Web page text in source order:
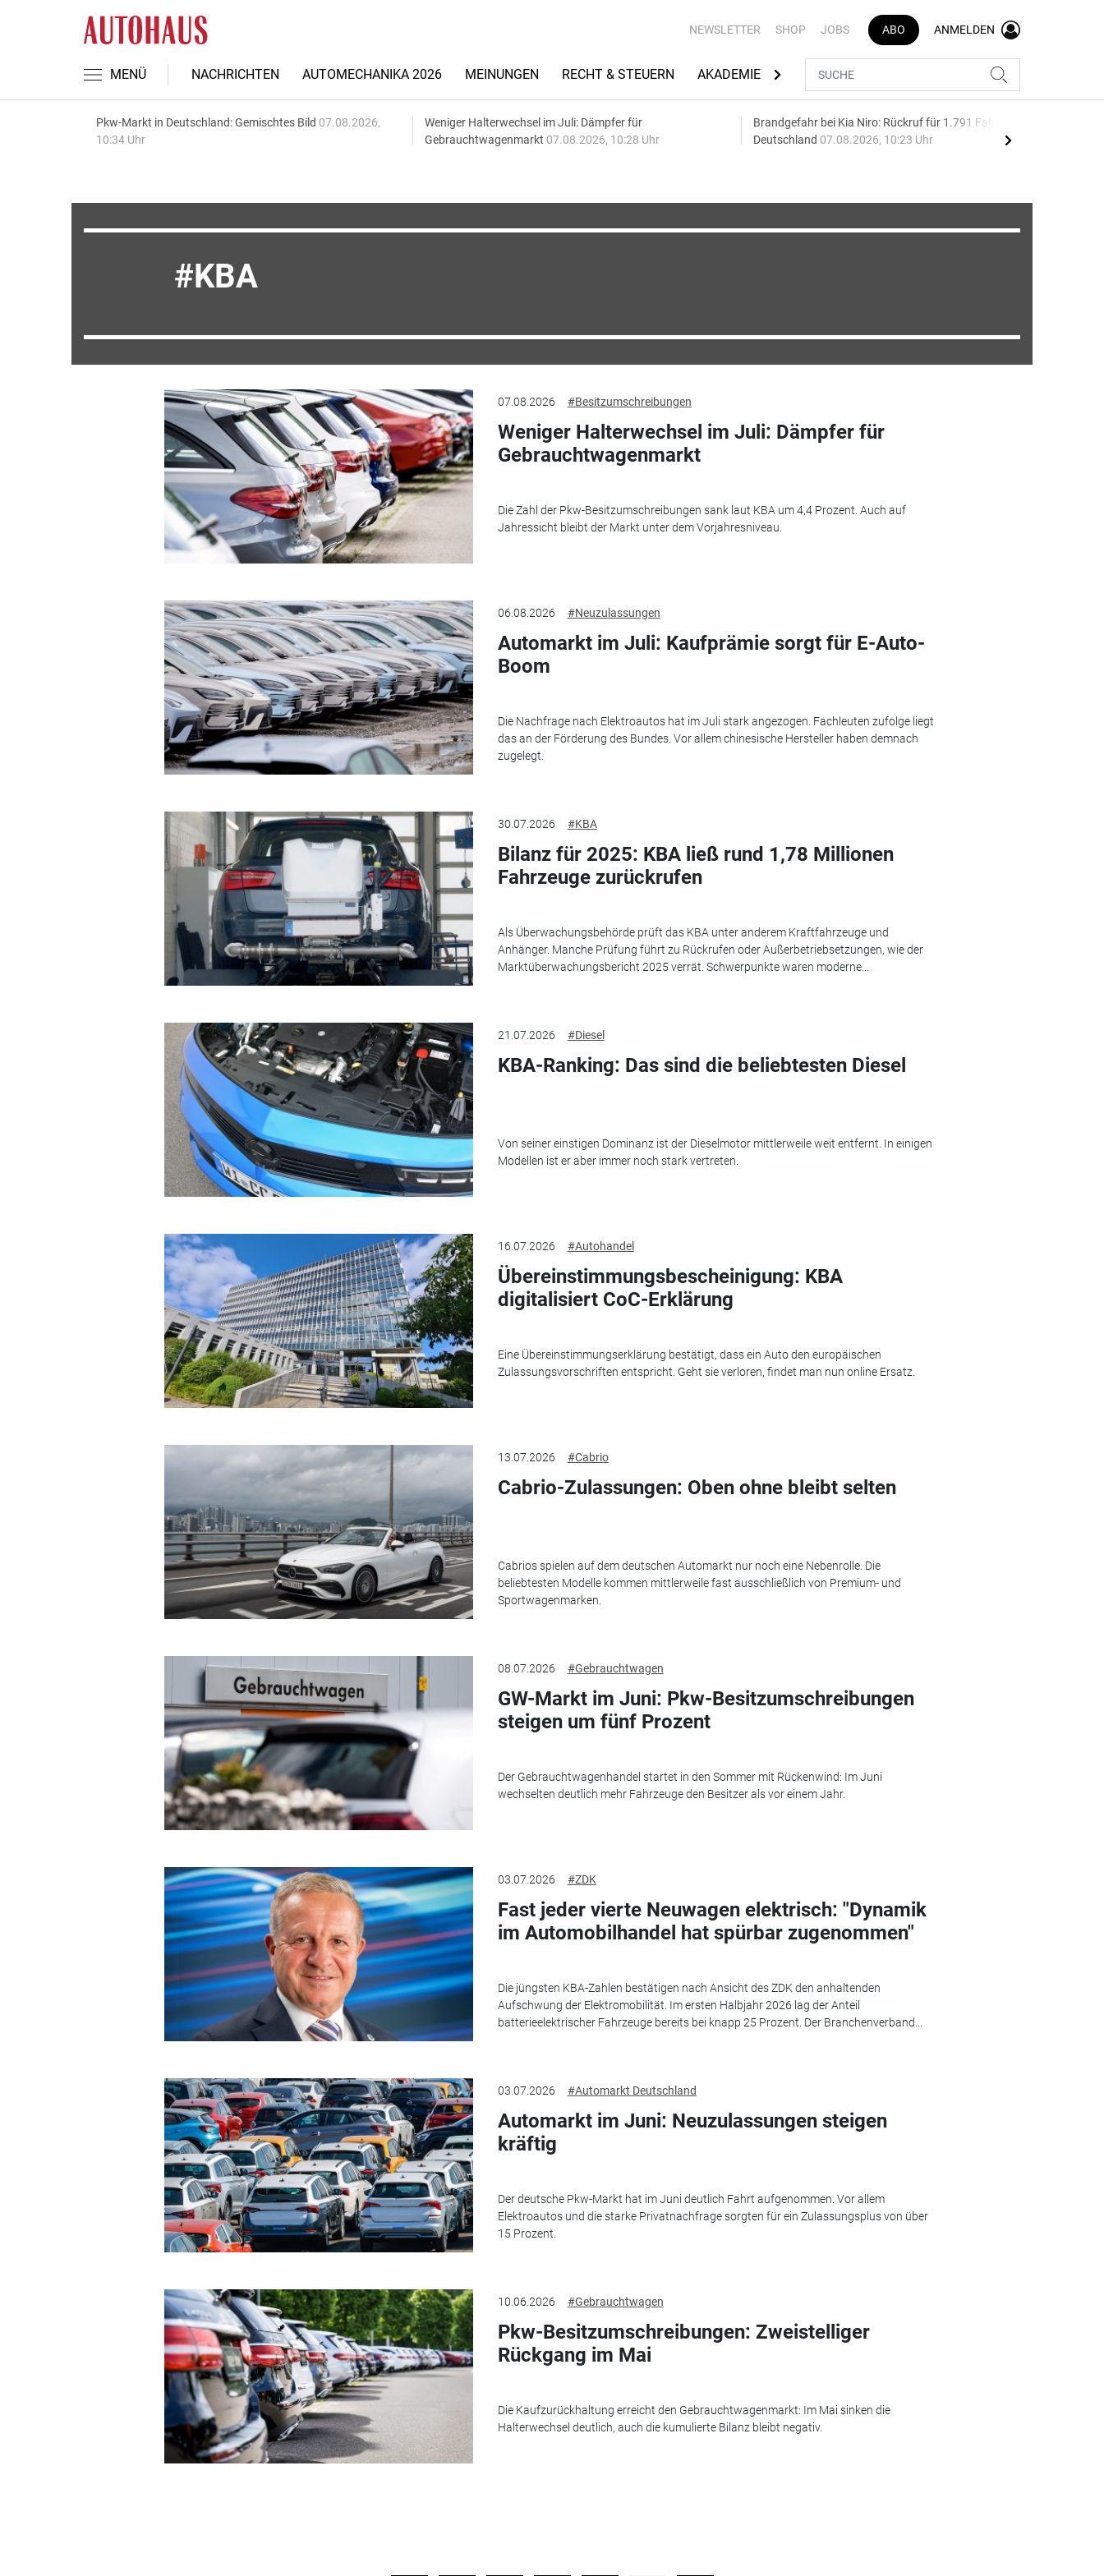
NEWSLETTER SHOP JOBS ABO ANMELDEN
MENÜ NACHRICHTEN AUTOMECHANIKA 2026 MEINUNGEN RECHT & STEUERN AKADEMIE AUTOMARKEN
Pkw-Markt in Deutschland: Gemischtes Bild 07.08.2026,
10:34 Uhr
Weniger Halterwechsel im Juli: Dämpfer für
Gebrauchtwagenmarkt 07.08.2026, 10:28 Uhr
Brandgefahr bei Kia Niro: Rückruf für 1.791 Fahrzeuge in
Deutschland 07.08.2026, 10:23 Uhr
KBA
07.08.2026 #Besitzumschreibungen
Weniger Halterwechsel im Juli: Dämpfer für
Gebrauchtwagenmarkt
Die Zahl der Pkw-Besitzumschreibungen sank laut KBA um 4,4 Prozent. Auch auf
Jahressicht bleibt der Markt unter dem Vorjahresniveau.
06.08.2026 #Neuzulassungen
Automarkt im Juli: Kaufprämie sorgt für E-Auto-
Boom
Die Nachfrage nach Elektroautos hat im Juli stark angezogen. Fachleuten zufolge liegt
das an der Förderung des Bundes. Vor allem chinesische Hersteller haben demnach
zugelegt.
30.07.2026 #KBA
Bilanz für 2025: KBA ließ rund 1,78 Millionen
Fahrzeuge zurückrufen
Als Überwachungsbehörde prüft das KBA unter anderem Kraftfahrzeuge und
Anhänger. Manche Prüfung führt zu Rückrufen oder Außerbetriebsetzungen, wie der
Marktüberwachungsbericht 2025 verrät. Schwerpunkte waren moderne...
21.07.2026 #Diesel
KBA-Ranking: Das sind die beliebtesten Diesel
Von seiner einstigen Dominanz ist der Dieselmotor mittlerweile weit entfernt. In einigen
Modellen ist er aber immer noch stark vertreten.
16.07.2026 #Autohandel
Übereinstimmungsbescheinigung: KBA
digitalisiert CoC-Erklärung
Eine Übereinstimmungserklärung bestätigt, dass ein Auto den europäischen
Zulassungsvorschriften entspricht. Geht sie verloren, findet man nun online Ersatz.
13.07.2026 #Cabrio
Cabrio-Zulassungen: Oben ohne bleibt selten
Cabrios spielen auf dem deutschen Automarkt nur noch eine Nebenrolle. Die
beliebtesten Modelle kommen mittlerweile fast ausschließlich von Premium- und
Sportwagenmarken.
08.07.2026 #Gebrauchtwagen
GW-Markt im Juni: Pkw-Besitzumschreibungen
steigen um fünf Prozent
Der Gebrauchtwagenhandel startet in den Sommer mit Rückenwind: Im Juni
wechselten deutlich mehr Fahrzeuge den Besitzer als vor einem Jahr.
03.07.2026 #ZDK
Fast jeder vierte Neuwagen elektrisch: "Dynamik
im Automobilhandel hat spürbar zugenommen"
Die jüngsten KBA-Zahlen bestätigen nach Ansicht des ZDK den anhaltenden
Aufschwung der Elektromobilität. Im ersten Halbjahr 2026 lag der Anteil
batterieelektrischer Fahrzeuge bereits bei knapp 25 Prozent. Der Branchenverband...
03.07.2026 #Automarkt Deutschland
Automarkt im Juni: Neuzulassungen steigen
kräftig
Der deutsche Pkw-Markt hat im Juni deutlich Fahrt aufgenommen. Vor allem
Elektroautos und die starke Privatnachfrage sorgten für ein Zulassungsplus von über
15 Prozent.
10.06.2026 #Gebrauchtwagen
Pkw-Besitzumschreibungen: Zweistelliger
Rückgang im Mai
Die Kaufzurückhaltung erreicht den Gebrauchtwagenmarkt: Im Mai sinken die
Halterwechsel deutlich, auch die kumulierte Bilanz bleibt negativ.